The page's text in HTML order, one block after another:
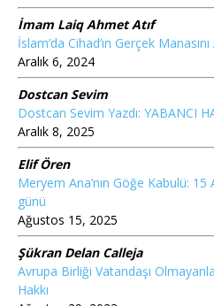
İmam Laiq Ahmet Atıf
İslam’da Cihad’ın Gerçek
Aralık 6, 2024
Dostcan Sevim
Dostcan Sevim Yazdı: YABANCI
Aralık 8, 2025
Elif Ören
Meryem Ana’nın Göğe Kabulü:
günü
Ağustos 15, 2025
Şükran Delan Calleja
Avrupa Birliği Vatandaşı
Hakkı